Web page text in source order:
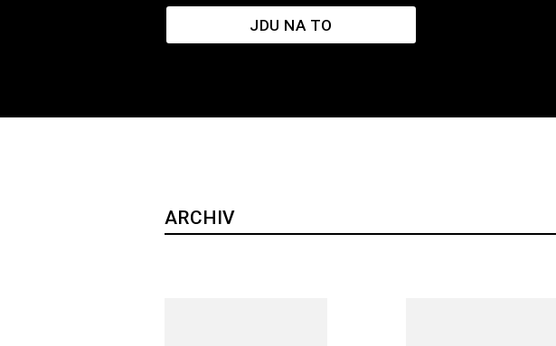
JDU NA TO
ARCHIV